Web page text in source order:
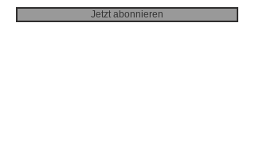
Jetzt abonnieren